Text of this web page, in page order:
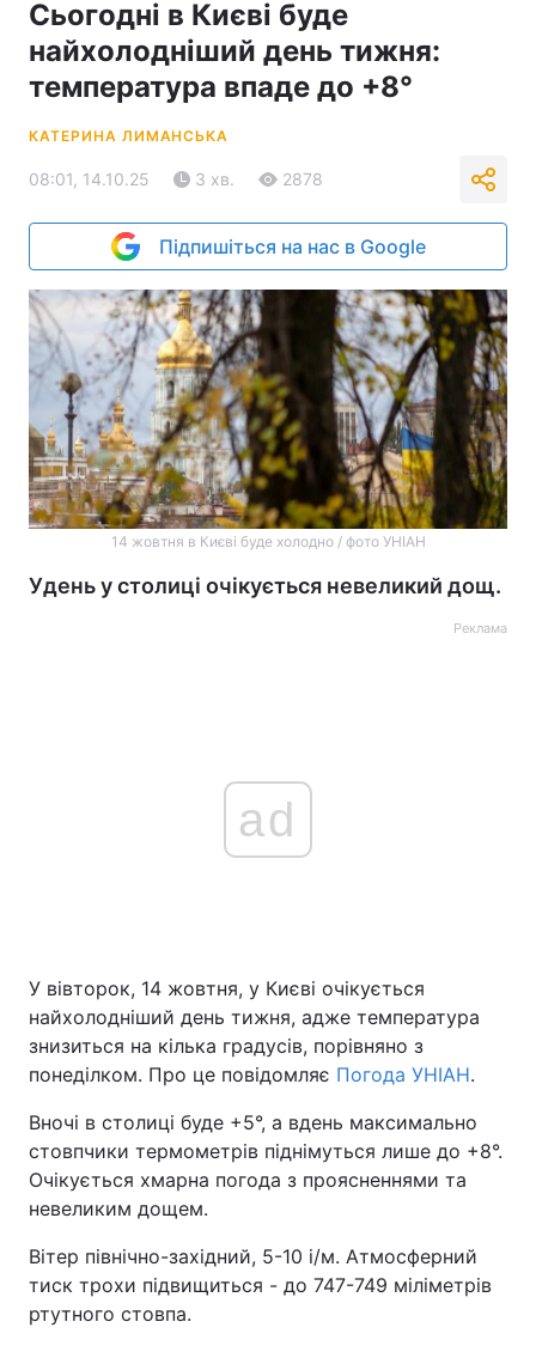
Сьогодні в Києві буде
найхолодніший день тижня:
температура впаде до +8°
КАТЕРИНА ЛИМАНСЬКА
08:01, 14.10.25 3 хв. 2878
Підпишіться на нас в Google
14 жовтня в Києві буде холодно / фото УНІАН
Удень у столиці очікується невеликий дощ.
Реклама
ad
У вівторок, 14 жовтня, у Києві очікується
найхолодніший день тижня, адже температура
знизиться на кілька градусів, порівняно з
понеділком. Про це повідомляє Погода УНІАН.
Вночі в столиці буде +5°, а вдень максимально
стовпчики термометрів піднімуться лише до +8°.
Очікується хмарна погода з проясненнями та
невеликим дощем.
Вітер північно-західний, 5-10 і/м. Атмосферний
тиск трохи підвищиться - до 747-749 міліметрів
ртутного стовпа.